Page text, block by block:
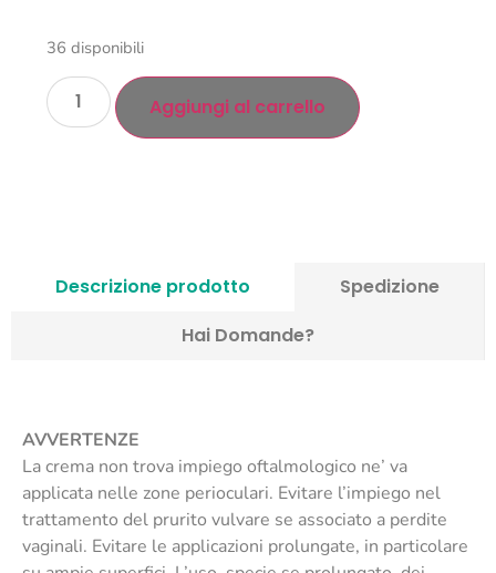
36 disponibili
Aggiungi al carrello
Descrizione prodotto
Spedizione
Hai Domande?
AVVERTENZE
La crema non trova impiego oftalmologico ne’ va
applicata nelle zone perioculari. Evitare l’impiego nel
trattamento del prurito vulvare se associato a perdite
vaginali. Evitare le applicazioni prolungate, in particolare